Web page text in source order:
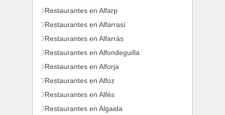
Restaurantes en Alfarp
Restaurantes en Alfarrasí
Restaurantes en Alfarrás
Restaurantes en Alfondeguilla
Restaurantes en Alforja
Restaurantes en Alfoz
Restaurantes en Alfés
Restaurantes en Algaida